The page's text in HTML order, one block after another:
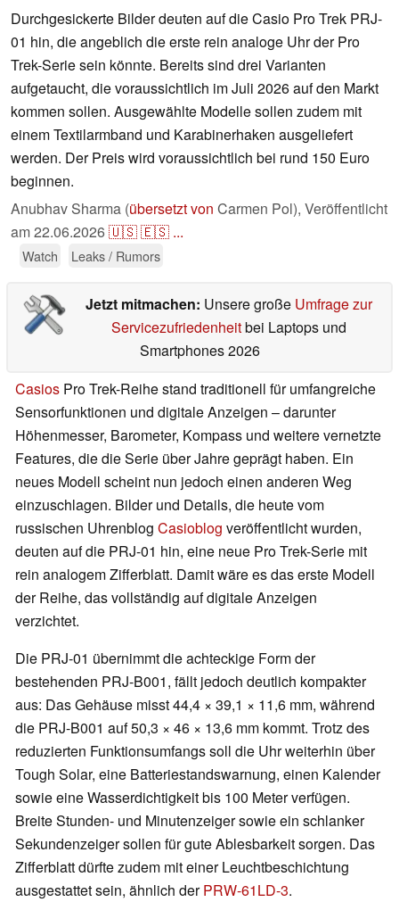
Durchgesickerte Bilder deuten auf die Casio Pro Trek PRJ-
01 hin, die angeblich die erste rein analoge Uhr der Pro
Trek-Serie sein könnte. Bereits sind drei Varianten
aufgetaucht, die voraussichtlich im Juli 2026 auf den Markt
kommen sollen. Ausgewählte Modelle sollen zudem mit
einem Textilarmband und Karabinerhaken ausgeliefert
werden. Der Preis wird voraussichtlich bei rund 150 Euro
beginnen.
Anubhav Sharma (übersetzt von Carmen Pol), Veröffentlicht
am22.06.2026🇺🇸🇪🇸 ...
Watch Leaks / Rumors
Jetzt mitmachen: Unsere große Umfrage zur
Servicezufriedenheitbei Laptops und
Smartphones 2026
Casios Pro Trek-Reihe stand traditionell für umfangreiche
Sensorfunktionen und digitale Anzeigen – darunter
Höhenmesser, Barometer, Kompass und weitere vernetzte
Features, die die Serie über Jahre geprägt haben. Ein
neues Modell scheint nun jedoch einen anderen Weg
einzuschlagen. Bilder und Details, die heute vom
russischen Uhrenblog Casioblog veröffentlicht wurden,
deuten auf die PRJ-01 hin, eine neue Pro Trek-Serie mit
rein analogem Zifferblatt. Damit wäre es das erste Modell
der Reihe, das vollständig auf digitale Anzeigen
verzichtet.
Die PRJ-01 übernimmt die achteckige Form der
bestehenden PRJ-B001, fällt jedoch deutlich kompakter
aus: Das Gehäuse misst 44,4 × 39,1 × 11,6 mm, während
die PRJ-B001 auf 50,3 × 46 × 13,6 mm kommt. Trotz des
reduzierten Funktionsumfangs soll die Uhr weiterhin über
Tough Solar, eine Batteriestandswarnung, einen Kalender
sowie eine Wasserdichtigkeit bis 100 Meter verfügen.
Breite Stunden- und Minutenzeiger sowie ein schlanker
Sekundenzeiger sollen für gute Ablesbarkeit sorgen. Das
Zifferblatt dürfte zudem mit einer Leuchtbeschichtung
ausgestattet sein, ähnlich derPRW-61LD-3.